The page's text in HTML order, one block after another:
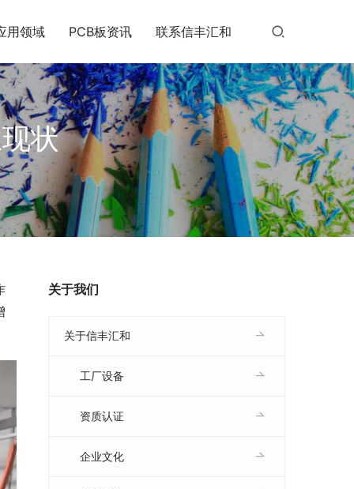
用领域 PCB板资讯 联系信丰汇和
状
关于我们
关于信丰汇和
工厂设备
资质认证
企业文化